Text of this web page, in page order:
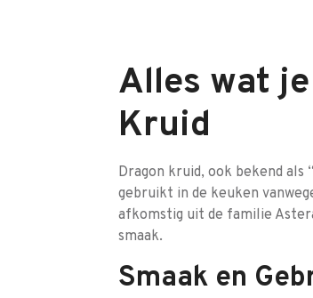
Alles wat
Kruid
Dragon kruid, ook bekend als
gebruikt in de keuken
afkomstig uit de familie
smaak.
Smaak en